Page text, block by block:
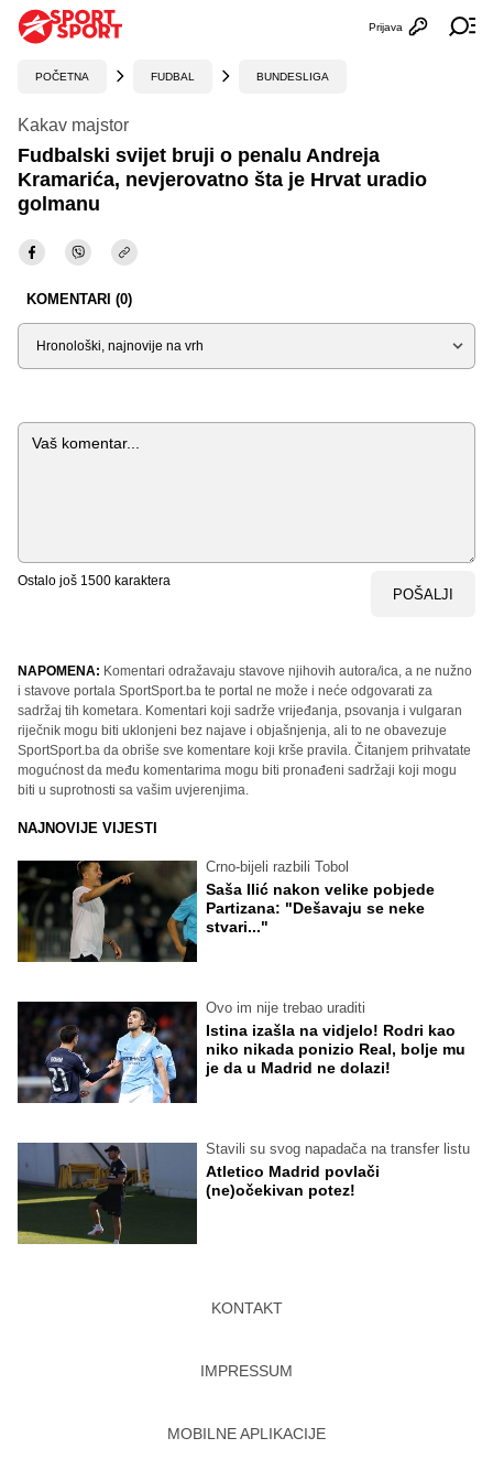
Otvori
Prijava
POČETNA FUDBAL BUNDESLIGA
Kakav majstor
Fudbalski svijet bruji o penalu Andreja
Kramarića, nevjerovatno šta je Hrvat uradio
golmanu
KOMENTARI (0)
Sortiraj
Komentar
Ostalo još 1500 karaktera
POŠALJI
NAPOMENA: Komentari odražavaju stavove njihovih autora/ica, a ne nužno
i stavove portala SportSport.ba te portal ne može i neće odgovarati za
sadržaj tih kometara. Komentari koji sadrže vrijeđanja, psovanja i vulgaran
riječnik mogu biti uklonjeni bez najave i objašnjenja, ali to ne obavezuje
SportSport.ba da obriše sve komentare koji krše pravila. Čitanjem prihvatate
mogućnost da među komentarima mogu biti pronađeni sadržaji koji mogu
biti u suprotnosti sa vašim uvjerenjima.
NAJNOVIJE VIJESTI
Crno-bijeli razbili Tobol
Saša Ilić nakon velike pobjede
Partizana: "Dešavaju se neke
stvari..."
Ovo im nije trebao uraditi
Istina izašla na vidjelo! Rodri kao
niko nikada ponizio Real, bolje mu
je da u Madrid ne dolazi!
Stavili su svog napadača na transfer listu
Atletico Madrid povlači
(ne)očekivan potez!
KONTAKT
IMPRESSUM
MOBILNE APLIKACIJE